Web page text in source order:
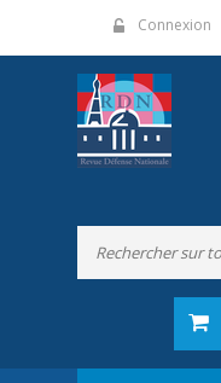
Connexion